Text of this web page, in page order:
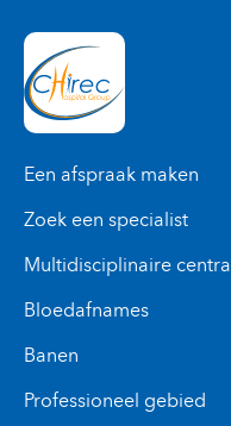
Een afspraak maken
Zoek een specialist
Multidisciplinaire centra
Bloedafnames
Banen
Professioneel gebied